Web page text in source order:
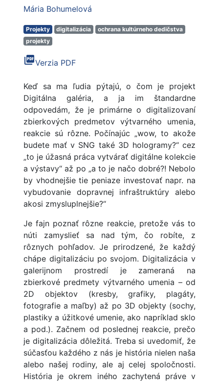
Mária Bohumelová
Projekty digitalizácia
ochrana kultúrneho dedičstva
projekty
picture_as_pdfVerzia PDF
Keď sa ma ľudia pýtajú, o čom je projekt
Digitálna galéria, a ja im štandardne
odpovedám, že je primárne o digitalizovaní
zbierkových predmetov výtvarného umenia,
reakcie sú rôzne. Počínajúc „wow, to akože
budete mať v SNG také 3D hologramy?“ cez
„to je úžasná práca vytvárať digitálne kolekcie
a výstavy“ až po „a to je načo dobré?! Nebolo
by vhodnejšie tie peniaze investovať napr. na
vybudovanie dopravnej infraštruktúry alebo
akosi zmysluplnejšie?“
Je fajn poznať rôzne reakcie, pretože vás to
núti zamyslieť sa nad tým, čo robíte, z
rôznych pohľadov. Je prirodzené, že každý
chápe digitalizáciu po svojom. Digitalizácia v
galerijnom prostredí je zameraná na
zbierkové predmety výtvarného umenia – od
2D objektov (kresby, grafiky, plagáty,
fotografie a maľby) až po 3D objekty (sochy,
plastiky a úžitkové umenie, ako napríklad sklo
a pod.). Začnem od poslednej reakcie, prečo
je digitalizácia dôležitá. Treba si uvedomiť, že
súčasťou každého z nás je história nielen naša
alebo našej rodiny, ale aj celej spoločnosti.
História je okrem iného zachytená práve v